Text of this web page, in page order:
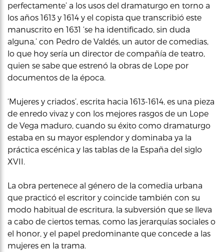
perfectamente’ a los usos del dramaturgo en torno a
los años 1613 y 1614 y el copista que transcribió este
manuscrito en 1631 ‘se ha identificado, sin duda
alguna,’ con Pedro de Valdés, un autor de comedias,
lo que hoy sería un director de compañía de teatro,
quien se sabe que estrenó la obras de Lope por
documentos de la época.
‘Mujeres y criados’, escrita hacia 1613-1614, es una pieza
de enredo vivaz y con los mejores rasgos de un Lope
de Vega maduro, cuando su éxito como dramaturgo
estaba en su mayor esplendor y dominaba ya la
práctica escénica y las tablas de la España del siglo
XVII.
La obra pertenece al género de la comedia urbana
que practicó el escritor y coincide también con su
modo habitual de escritura, la subversión que se lleva
a cabo de ciertos temas, como las jerarquías sociales o
el honor, y el papel predominante que concede a las
mujeres en la trama.